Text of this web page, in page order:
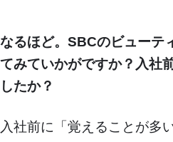
なるほど。SBCのビューテ
てみていかがですか？入社
したか？
入社前に「覚えることが多